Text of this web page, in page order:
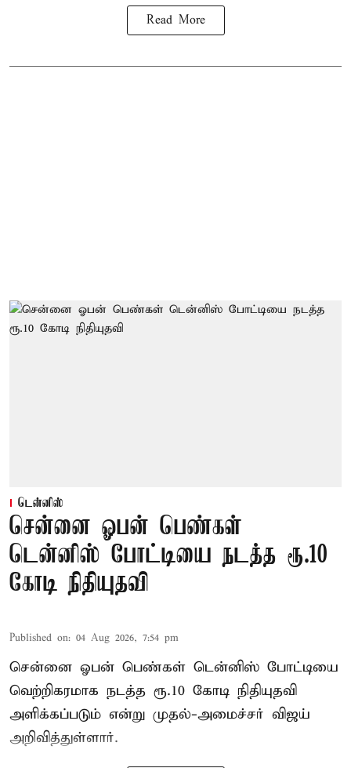
Read More
டென்னிஸ்
சென்னை ஓபன் பெண்கள்
டென்னிஸ் போட்டியை நடத்த ரூ.10
கோடி நிதியுதவி
Published on: 04 Aug 2026, 7:54 pm
சென்னை ஓபன் பெண்கள் டென்னிஸ் போட்டியை
வெற்றிகரமாக நடத்த ரூ.10 கோடி நிதியுதவி
அளிக்கப்படும் என்று முதல்-அமைச்சர் விஜய்
அறிவித்துள்ளார்.